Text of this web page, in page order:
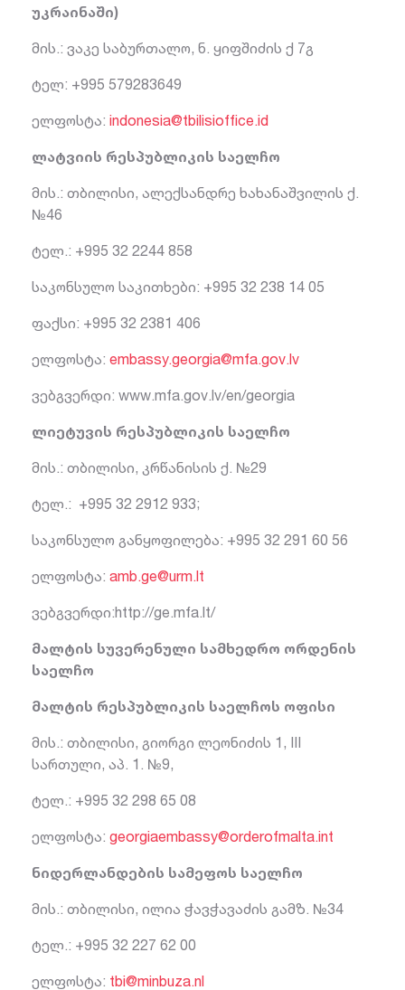
უკრაინაში)
მის.: ვაკე საბურთალო, ნ. ყიფშიძის ქ 7გ
ტელ: +995 579283649
ელფოსტა: indonesia@tbilisioffice.id
ლატვიის რესპუბლიკის საელჩო
მის.: თბილისი, ალექსანდრე ხახანაშვილის ქ.
№46
ტელ.: +995 32 2244 858
საკონსულო საკითხები: +995 32 238 14 05
ფაქსი: +995 32 2381 406
ელფოსტა: embassy.georgia@mfa.gov.lv
ვებგვერდი: www.mfa.gov.lv/en/georgia
ლიეტუვის რესპუბლიკის საელჩო
მის.: თბილისი, კრწანისის ქ. №29
ტელ.: +995 32 2912 933;
საკონსულო განყოფილება: +995 32 291 60 56
ელფოსტა: amb.ge@urm.lt
ვებგვერდი:http://ge.mfa.lt/
მალტის სუვერენული სამხედრო ორდენის
საელჩო
მალტის რესპუბლიკის საელჩოს ოფისი
მის.: თბილისი, გიორგი ლეონიძის 1, III
სართული, აპ. 1. №9,
ტელ.: +995 32 298 65 08
ელფოსტა: georgiaembassy@orderofmalta.int
ნიდერლანდების სამეფოს საელჩო
მის.: თბილისი, ილია ჭავჭავაძის გამზ. №34
ტელ.: +995 32 227 62 00
ელფოსტა: tbi@minbuza.nl